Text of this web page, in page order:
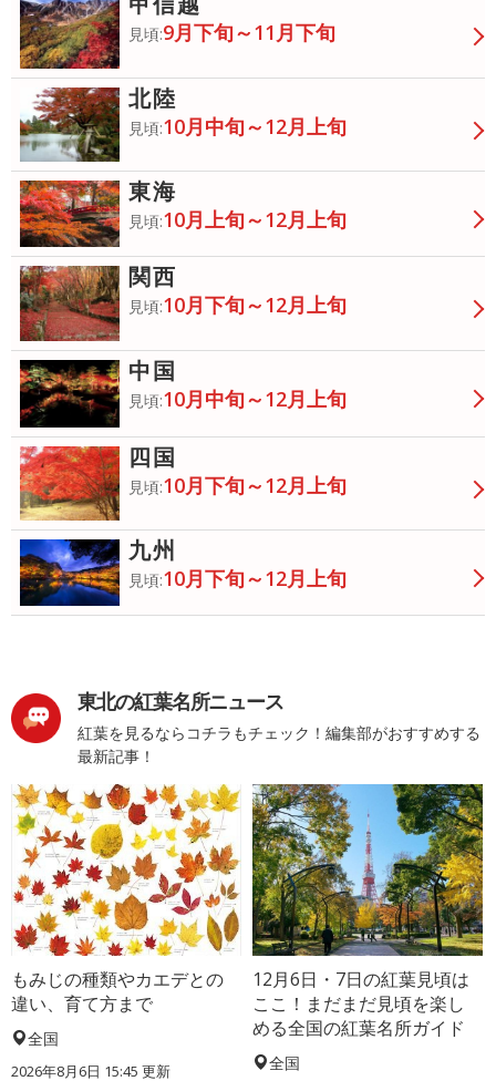
見頃:9月下旬～11月下旬
北陸
見頃:10月中旬～12月上旬
東海
見頃:10月上旬～12月上旬
関西
見頃:10月下旬～12月上旬
中国
見頃:10月中旬～12月上旬
四国
見頃:10月下旬～12月上旬
九州
見頃:10月下旬～12月上旬
東北の紅葉名所ニュース
紅葉を見るならコチラもチェック！編集部がおすすめする
最新記事！
もみじの種類やカエデとの
違い、育て方まで
全国
2026年8月6日 15:45 更新
12月6日・7日の紅葉見頃は
ここ！まだまだ見頃を楽し
める全国の紅葉名所ガイド
全国